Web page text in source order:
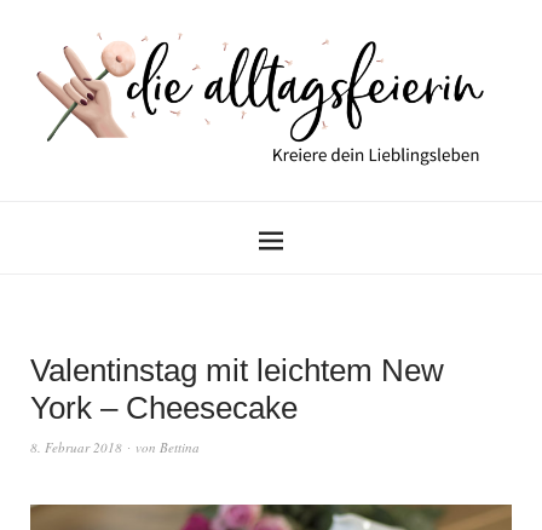
Valentinstag mit leichtem New
York – Cheesecake
8. Februar 2018 von Bettina